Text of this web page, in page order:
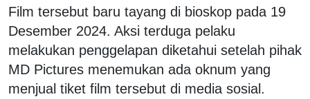
Film tersebut baru tayang di bioskop pada 19
Desember 2024. Aksi terduga pelaku
melakukan penggelapan diketahui setelah pihak
MD Pictures menemukan ada oknum yang
menjual tiket film tersebut di media sosial.